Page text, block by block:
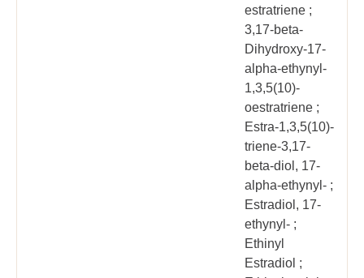
estratriene ;
3,17-beta-
Dihydroxy-17-
alpha-ethynyl-
1,3,5(10)-
oestratriene ;
Estra-1,3,5(10)-
triene-3,17-
beta-diol, 17-
alpha-ethynyl- ;
Estradiol, 17-
ethynyl- ;
Ethinyl
Estradiol ;